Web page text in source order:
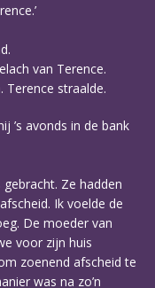
van Terence.
Terence straalde.
’s avonds in de bank
Ze hadden
Ik voelde de
De moeder van
voor zijn huis
zoenend afscheid te
was na zo’n